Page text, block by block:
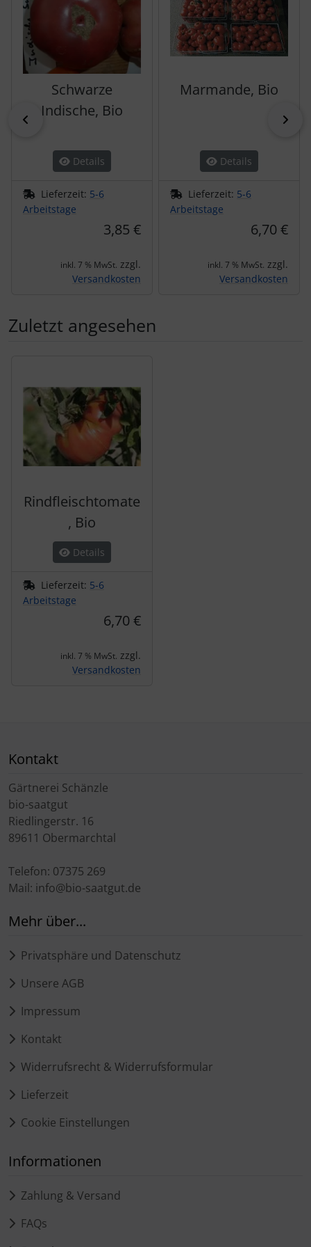
zurück
Schwarze
Indische, Bio
Details
Lieferzeit: 5-6
Arbeitstage
3,85 €
inkl. 7 % MwSt. zzgl.
Versandkosten
Marmande, Bio
Details
Lieferzeit: 5-6
Arbeitstage
6,70 €
inkl. 7 % MwSt. zzgl.
Versandkosten
Zuletzt angesehen
Rindfleischtomate
, Bio
Details
Lieferzeit: 5-6
Arbeitstage
6,70 €
inkl. 7 % MwSt. zzgl.
Versandkosten
Kontakt
Gärtnerei Schänzle
bio-saatgut
Riedlingerstr. 16
89611 Obermarchtal
Telefon: 07375 269
Mail: info@bio-saatgut.de
Mehr über...
Privatsphäre und Datenschutz
Unsere AGB
Impressum
Kontakt
Widerrufsrecht & Widerrufsformular
Lieferzeit
Cookie Einstellungen
Informationen
Zahlung & Versand
FAQs